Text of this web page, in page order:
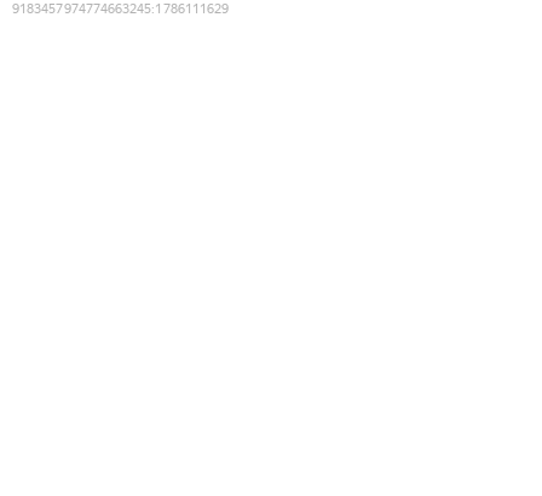
9183457974774663245:1786111629